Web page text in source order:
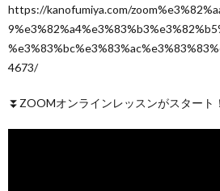
https://kanofumiya.com/
4673/
⏬ZOOMオンラインレッスンがスタート